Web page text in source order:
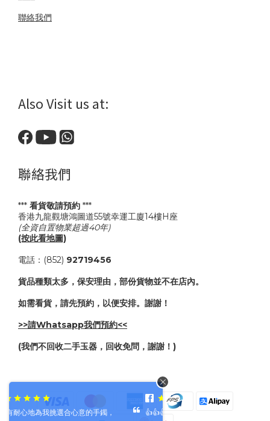
聯絡我們
Also Visit us at:
聯絡我們
*** 看貨敬請預約 ***
香港九龍觀塘鴻圖道55號幸運工廈14樓H座
(全資自置物業超過40年)
(按此看地圖)
電話：(852) 92719456
貨品種類太多，保安理由，部份貨物並不在店內。
如需看貨，請先預約，以便安排。謝謝！
>>請Whatsapp我們預約<<
(我們不回收二手玉器，回收免問，謝謝！)
鐲，
👍👍👍👍👍👍👍👍👍👍